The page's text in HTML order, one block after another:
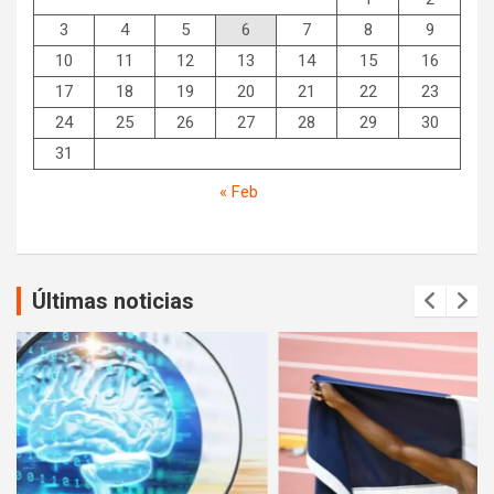
3
4 5 6 7 8
9
10
11 12 13 14 15
16
17
18 19 20 21 22
23
24
25 26 27 28 29
30
31
« Feb
Últimas noticias